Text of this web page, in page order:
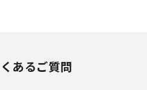
あるご質問